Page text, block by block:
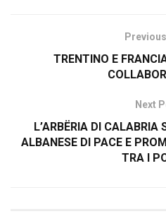
TRENTINO E
Next
L’ARBËRIA DI CALABRIA
ALBANESE DI PACE E
TRA I